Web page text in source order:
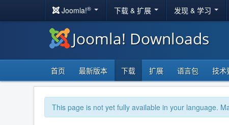
Joomla!® 下载 & 扩展 发现 & 学习
Joomla! Downloads
首页 最新版本 下载 扩展 语言包 技术
This page is not yet fully available in your language.